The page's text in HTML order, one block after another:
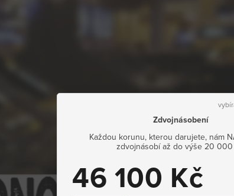
Zdvojnásobení
Každou korunu, kterou darujete, nám
zdvojnásobí až do výše 20 000
46 100 Kč